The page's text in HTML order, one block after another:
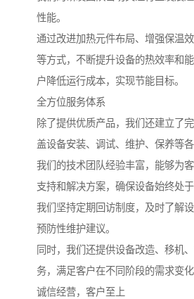
性能。
通过改进加热元件布局、增强保温
等方式，不断提升设备的热效率和
户降低运行成本，实现节能目标。
全方位服务体系
除了提供优质产品，我们还建立了
盖设备安装、调试、维护、保养等各
我们的技术团队经验丰富，能够为
支持和解决方案，确保设备始终处于
我们坚持定期回访制度，及时了解
预防性维护建议。
同时，我们还提供设备改造、移机
务，满足客户在不同阶段的需求变化
诚信经营，客户至上